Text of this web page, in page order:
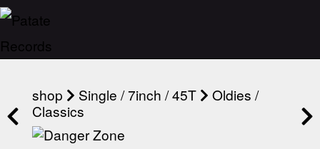
shop Single / 7inch / 45T
Oldies /
Classics